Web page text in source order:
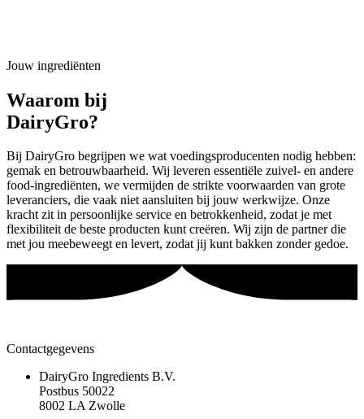
Jouw ingrediënten
Waarom bij
DairyGro?
Bij DairyGro begrijpen we wat voedingsproducenten nodig hebben:
gemak en betrouwbaarheid. Wij leveren essentiële zuivel- en andere
food-ingrediënten, we vermijden de strikte voorwaarden van grote
leveranciers, die vaak niet aansluiten bij jouw werkwijze. Onze
kracht zit in persoonlijke service en betrokkenheid, zodat je met
flexibiliteit de beste producten kunt creëren. Wij zijn de partner die
met jou meebeweegt en levert, zodat jij kunt bakken zonder gedoe.
Contactgegevens
DairyGro Ingredients B.V.
Postbus 50022
8002 LA Zwolle